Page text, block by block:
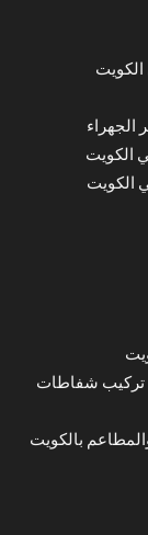
الجهراء
الكويت
الكويت
تركيب شفاطات
بالكويت